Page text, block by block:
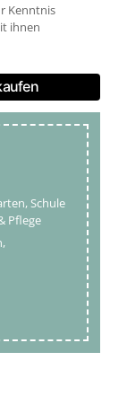
Kenntnis
ihnen
Schule
Pflege